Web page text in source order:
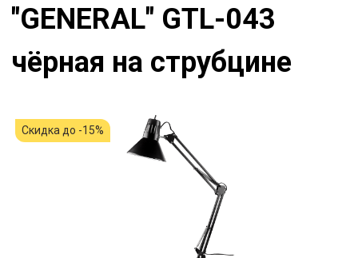
"GENERAL" GTL-043
чёрная на струбцине
Скидка до -15%